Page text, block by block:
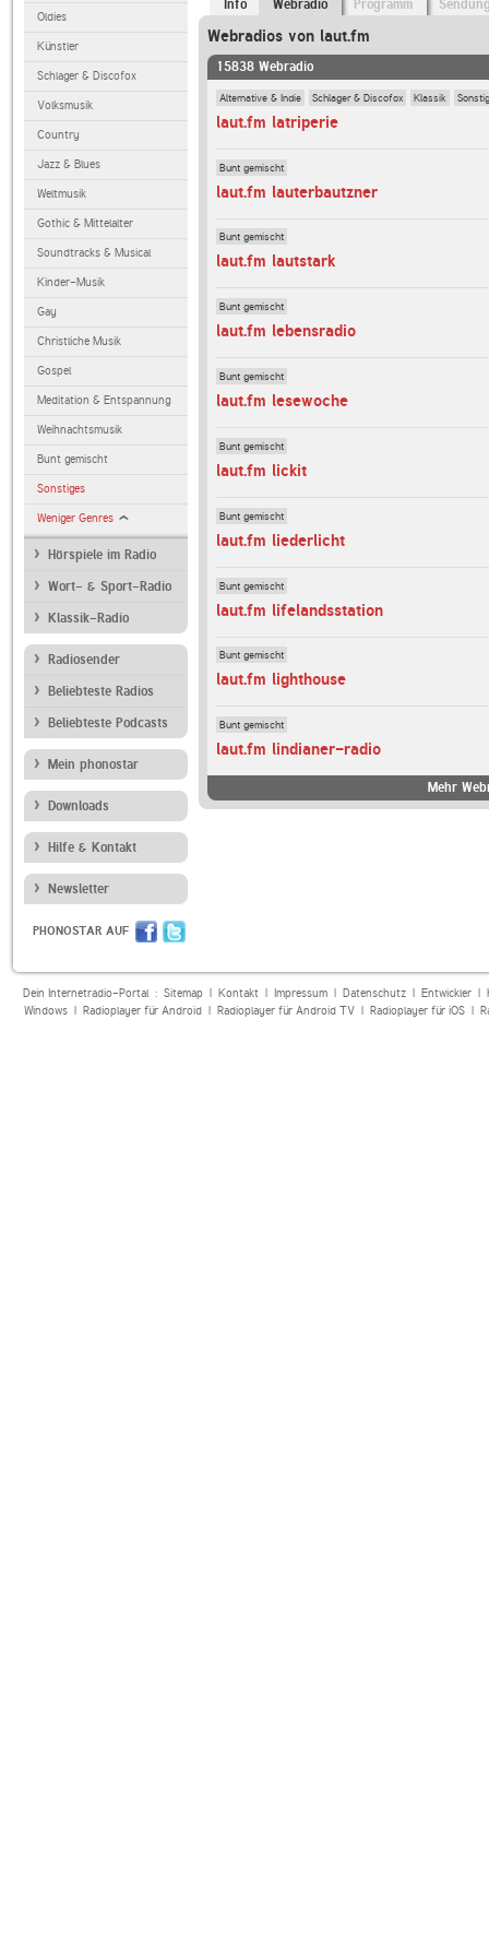
Oldies
Künstler
Schlager & Discofox
Volksmusik
Country
Jazz & Blues
Weltmusik
Gothic & Mittelalter
Soundtracks & Musical
Kinder-Musik
Gay
Christliche Musik
Gospel
Meditation & Entspannung
Weihnachtsmusik
Bunt gemischt
Sonstiges
Weniger Genres
Hörspiele im Radio
Wort- & Sport-Radio
Klassik-Radio
Radiosender
Beliebteste Radios
Beliebteste Podcasts
Mein phonostar
Downloads
Hilfe & Kontakt
Newsletter
PHONOSTAR AUF
Info Webradio Programm
Webradios von laut.fm
15838 Webradio
Alternative & Indie Schlager & Discofox Klassik
laut.fm latriperie
Bunt gemischt
laut.fm lauterbautzner
Bunt gemischt
laut.fm lautstark
Bunt gemischt
laut.fm lebensradio
Bunt gemischt
laut.fm lesewoche
Bunt gemischt
laut.fm lickit
Bunt gemischt
laut.fm liederlicht
Bunt gemischt
laut.fm lifelandsstation
Bunt gemischt
laut.fm lighthouse
Bunt gemischt
laut.fm lindianer-radio
Mehr
Dein Internetradio-Portal : Sitemap| Kontakt| Impressum| Datenschutz| Entwickler|
Windows| Radioplayer für Android| Radioplayer für Android TV| Radioplayer für iOS|